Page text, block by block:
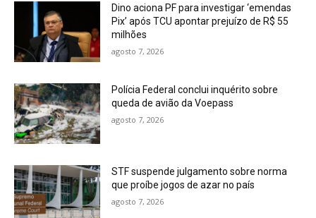
Dino aciona PF para investigar ‘emendas
Pix’ após TCU apontar prejuízo de R$ 55
milhões
agosto 7, 2026
Polícia Federal conclui inquérito sobre
queda de avião da Voepass
agosto 7, 2026
STF suspende julgamento sobre norma
que proíbe jogos de azar no país
agosto 7, 2026